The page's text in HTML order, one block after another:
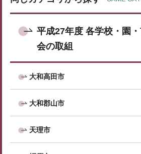
平成27年度 各学校・園
会の取組
大和高田市
大和郡山市
天理市